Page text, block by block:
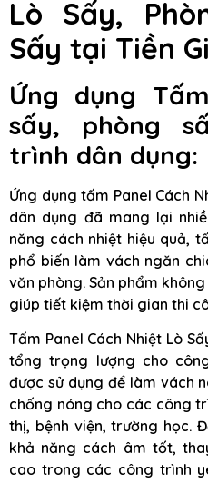
Lò Sấy,
Sấy tại Tiền
Ứng dụng
sấy, phòng
trình dân dụng:
Ứng dụng tấm Panel Cách
dân dụng đã mang lại
năng cách nhiệt hiệu quả,
phổ biến làm vách ngăn
văn phòng. Sản phẩm
giúp tiết kiệm thời gian thi
Tấm Panel Cách Nhiệt Lò
tổng trọng lượng cho
được sử dụng để làm vách
chống nóng cho các công
thị, bệnh viện, trường học.
khả năng cách âm tốt,
cao trong các công trình